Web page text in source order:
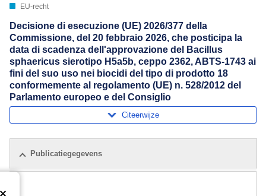
EU-recht
Decisione di esecuzione (UE) 2026/377 della
Commissione, del 20 febbraio 2026, che posticipa la
data di scadenza dell'approvazione del Bacillus
sphaericus sierotipo H5a5b, ceppo 2362, ABTS-1743 ai
fini del suo uso nei biocidi del tipo di prodotto 18
conformemente al regolamento (UE) n. 528/2012 del
Parlamento europeo e del Consiglio
Citeerwijze
Publicatiegegevens